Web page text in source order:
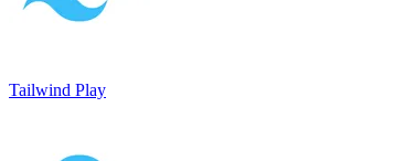
Tailwind Play